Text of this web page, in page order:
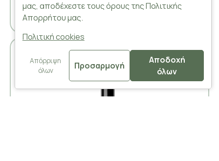
-28 %
μας, αποδέχεστε τους όρους της Πολιτικής
Απορρήτου μας.
Πολιτική cookies
Απόρριψη
όλων
Προσαρμογή
Αποδοχή
όλων